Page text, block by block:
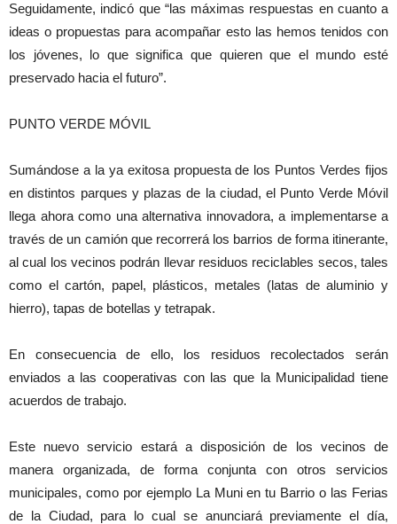
Seguidamente, indicó que “las máximas respuestas en cuanto a
ideas o propuestas para acompañar esto las hemos tenidos con
los jóvenes, lo que significa que quieren que el mundo esté
preservado hacia el futuro”.
PUNTO VERDE MÓVIL
Sumándose a la ya exitosa propuesta de los Puntos Verdes fijos
en distintos parques y plazas de la ciudad, el Punto Verde Móvil
llega ahora como una alternativa innovadora, a implementarse a
través de un camión que recorrerá los barrios de forma itinerante,
al cual los vecinos podrán llevar residuos reciclables secos, tales
como el cartón, papel, plásticos, metales (latas de aluminio y
hierro), tapas de botellas y tetrapak.
En consecuencia de ello, los residuos recolectados serán
enviados a las cooperativas con las que la Municipalidad tiene
acuerdos de trabajo.
Este nuevo servicio estará a disposición de los vecinos de
manera organizada, de forma conjunta con otros servicios
municipales, como por ejemplo La Muni en tu Barrio o las Ferias
de la Ciudad, para lo cual se anunciará previamente el día,